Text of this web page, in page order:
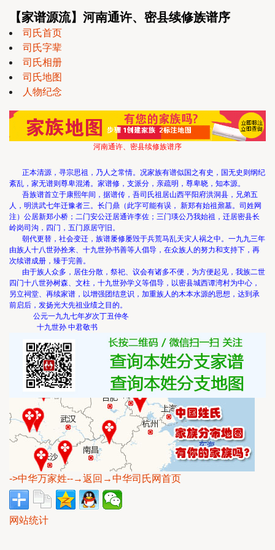
【家谱源流】河南通许、密县续修族谱序
司氏首页
司氏字辈
司氏相册
司氏地图
人物纪念
河南通许、密县续修族谱序
正本清源，寻宗思祖，乃人之常情。况家族有谱似国之有史，国无史则纲纪
紊乱，家无谱则尊卑混淆。家谱修，支派分，亲疏明，尊卑晓，知本源。
吾族谱首立于康熙年间，据谱传，吾司氏祖居山西平阳府洪洞县，兄弟五
人，明洪武七年迁豫者三。长门鼎（此字可能有误， 新郑有始祖鼐墓。司姓网
注）公居新郑小桥；二门安公迁居通许李佐；三门瑛公乃我始祖，迁居密县长
岭岗司沟，四门，五门原居守旧。
朝代更替，社会变迁，族谱屡修屡毁于兵荒马乱天灾人祸之中。一九九三年
由族人十八世孙拴来、十九世孙书善等人倡导，在众族人的努力和支持下，再
次续谱成册，臻于完善。
由于族人众多，居住分散，祭祀、议会有诸多不便，为方便起见，我族二世
四门十八世孙树森、文柱，十九世孙学义等倡导，以密县城西谭湾村为中心，
另立祠堂、再续家谱，以增强团结意识，加重族人的木本水源的思想，达到承
前启后，发扬光大先祖业绩之目的。
公元一九九七年岁次丁丑仲冬
十九世孙 中君敬书
->中华万家姓--→返回→中华司氏网首页
网站统计